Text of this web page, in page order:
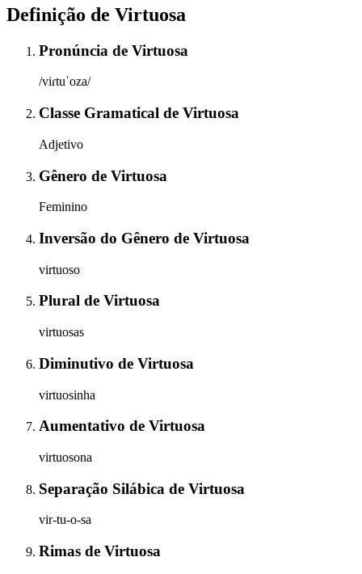
Definição de Virtuosa
Pronúncia de Virtuosa
/viɾtuˈoza/
Classe Gramatical de Virtuosa
Adjetivo
Gênero de Virtuosa
Feminino
Inversão do Gênero de Virtuosa
virtuoso
Plural de Virtuosa
virtuosas
Diminutivo de Virtuosa
virtuosinha
Aumentativo de Virtuosa
virtuosona
Separação Silábica de Virtuosa
vir-tu-o-sa
Rimas de Virtuosa